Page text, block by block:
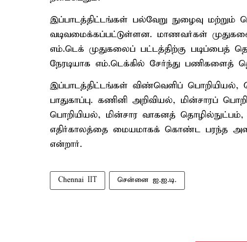
இப்பாடத்திட்டங்கள் பல்வேறு நுழைவு மற்றும்
வடிவமைக்கப்பட்டுள்ளன. மாணவர்கள்
எம்.டெக் முதுகலைப் பட்டத்திற்கு படிப்பைத்
நேரடியாக எம்.டெக்கில் சேர்ந்து பணிகளைத்
இப்பாடத்திட்டங்கள் விண்வெளிப்
பாதுகாப்பு. கணினி அறிவியல், மின்சாரப்
பொறியியல், மின்சார வாகனத்
எதிர்காலத்தை மையமாகக் கொண்ட பரந்த
என்றார்.
Chennai IIT சென்னை ஐ.ஐ.டி.